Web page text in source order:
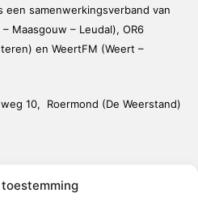
een samenwerkingsverband van
Maasgouw – Leudal), OR6
en WeertFM (Weert –
10, Roermond (De Weerstand)